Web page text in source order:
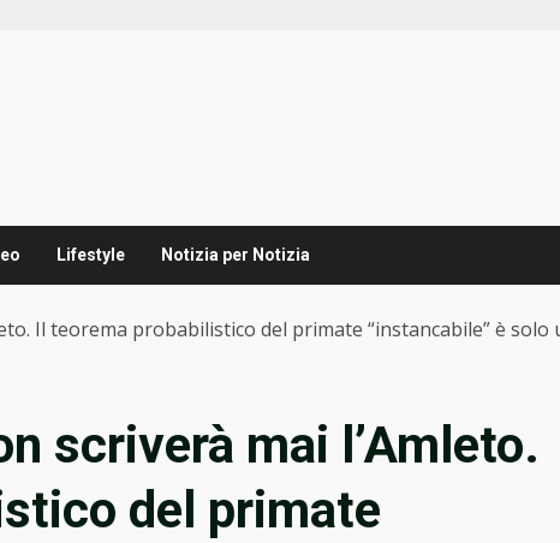
Lifestyle Notizia per Notizia
Il teorema probabilistico del primate “instancabile” è solo
scriverà mai l’Amleto.
del primate